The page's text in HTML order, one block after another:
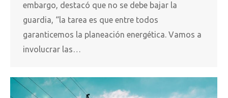
embargo, destacó que no se debe bajar la
guardia, “la tarea es que entre todos
garanticemos la planeación energética. Vamos a
involucrar las…